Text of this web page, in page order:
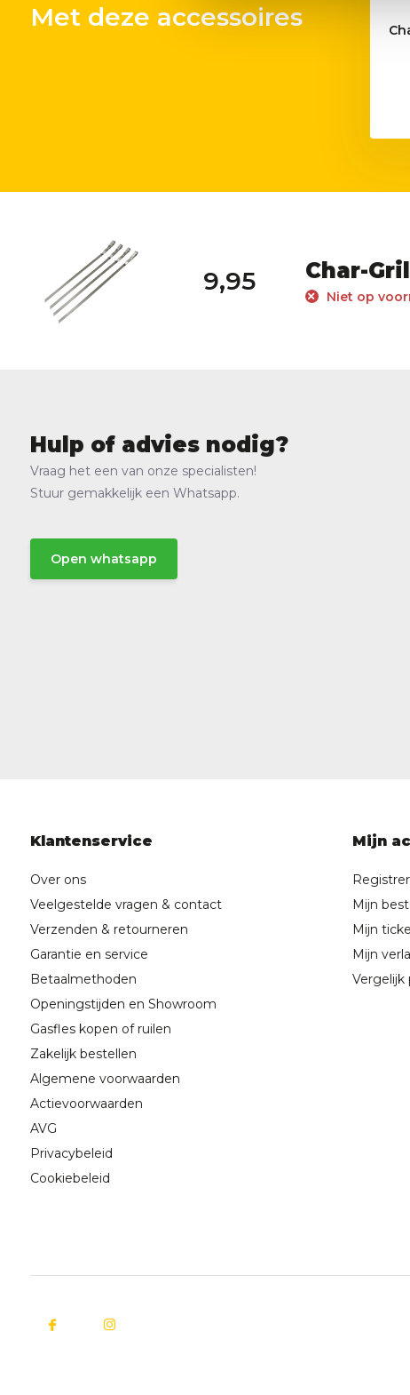
Met deze accessoires
9,95 Char-
Niet op
Hulp of advies nodig?
Vraag het een van onze specialisten!
Stuur gemakkelijk een Whatsapp.
Open whatsapp
Klantenservice
Over ons
Veelgestelde vragen & contact
Verzenden & retourneren
Garantie en service
Betaalmethoden
Openingstijden en Showroom
Gasfles kopen of ruilen
Zakelijk bestellen
Algemene voorwaarden
Actievoorwaarden
AVG
Privacybeleid
Cookiebeleid
Mijn
Mijn
Mijn
Mijn
Vergelijk